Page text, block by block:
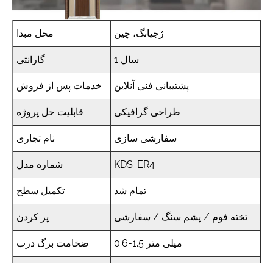
محل مبدا ژجیانگ، چین
گارانتی 1 سال
خدمات پس از فروش پشتیبانی فنی آنلاین
قابلیت حل پروژه طراحی گرافیکی
نام تجاری سفارشی سازی
شماره مدل KDS-ER4
تکمیل سطح تمام شد
پر کردن تخته فوم / پشم سنگ / سفارشی
ضخامت برگ درب 0.6-1.5 میلی متر